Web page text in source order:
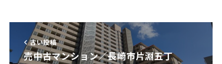
古い投稿
売中古マンション／長崎市片淵五丁